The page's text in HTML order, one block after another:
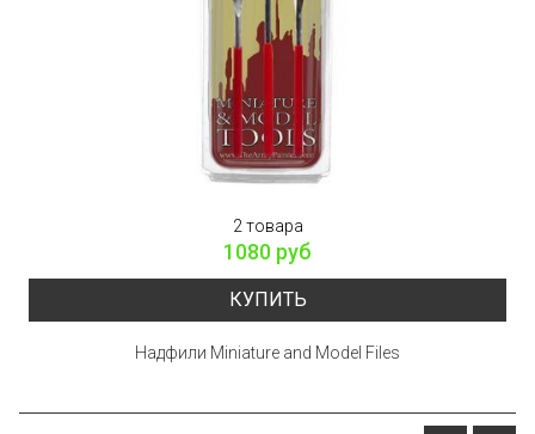
2 товара
1080 руб
КУПИТЬ
Надфили Miniature and Model Files